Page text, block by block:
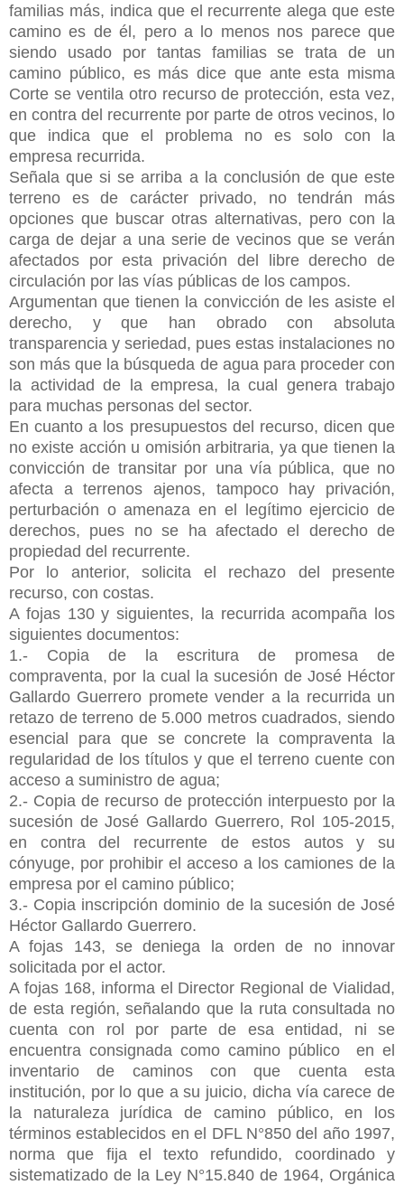
familias más, indica que el recurrente alega que este
camino es de él, pero a lo menos nos parece que
siendo usado por tantas familias se trata de un
camino público, es más dice que ante esta misma
Corte se ventila otro recurso de protección, esta vez,
en contra del recurrente por parte de otros vecinos, lo
que indica que el problema no es solo con la
empresa recurrida.
Señala que si se arriba a la conclusión de que este
terreno es de carácter privado, no tendrán más
opciones que buscar otras alternativas, pero con la
carga de dejar a una serie de vecinos que se verán
afectados por esta privación del libre derecho de
circulación por las vías públicas de los campos.
Argumentan que tienen la convicción de les asiste el
derecho, y que han obrado con absoluta
transparencia y seriedad, pues estas instalaciones no
son más que la búsqueda de agua para proceder con
la actividad de la empresa, la cual genera trabajo
para muchas personas del sector.
En cuanto a los presupuestos del recurso, dicen que
no existe acción u omisión arbitraria, ya que tienen la
convicción de transitar por una vía pública, que no
afecta a terrenos ajenos, tampoco hay privación,
perturbación o amenaza en el legítimo ejercicio de
derechos, pues no se ha afectado el derecho de
propiedad del recurrente.
Por lo anterior, solicita el rechazo del presente
recurso, con costas.
A fojas 130 y siguientes, la recurrida acompaña los
siguientes documentos:
1.- Copia de la escritura de promesa de
compraventa, por la cual la sucesión de José Héctor
Gallardo Guerrero promete vender a la recurrida un
retazo de terreno de 5.000 metros cuadrados, siendo
esencial para que se concrete la compraventa la
regularidad de los títulos y que el terreno cuente con
acceso a suministro de agua;
2.- Copia de recurso de protección interpuesto por la
sucesión de José Gallardo Guerrero, Rol 105-2015,
en contra del recurrente de estos autos y su
cónyuge, por prohibir el acceso a los camiones de la
empresa por el camino público;
3.- Copia inscripción dominio de la sucesión de José
Héctor Gallardo Guerrero.
A fojas 143, se deniega la orden de no innovar
solicitada por el actor.
A fojas 168, informa el Director Regional de Vialidad,
de esta región, señalando que la ruta consultada no
cuenta con rol por parte de esa entidad, ni se
encuentra consignada como camino público en el
inventario de caminos con que cuenta esta
institución, por lo que a su juicio, dicha vía carece de
la naturaleza jurídica de camino público, en los
términos establecidos en el DFL N°850 del año 1997,
norma que fija el texto refundido, coordinado y
sistematizado de la Ley N°15.840 de 1964, Orgánica